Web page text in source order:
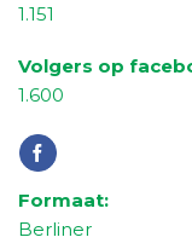
1.151
Volgers op
1.600
Formaat:
Berliner